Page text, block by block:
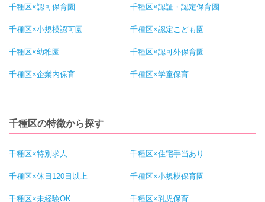
千種区×認可保育園 千種区×認証・認定保育園
千種区×小規模認可園 千種区×認定こども園
千種区×幼稚園 千種区×認可外保育園
千種区×企業内保育 千種区×学童保育
千種区の特徴から探す
千種区×特別求人 千種区×住宅手当あり
千種区×休日120日以上 千種区×小規模保育園
千種区×未経験OK 千種区×乳児保育